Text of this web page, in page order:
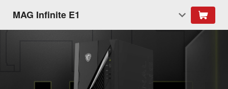
MAG Infinite E1